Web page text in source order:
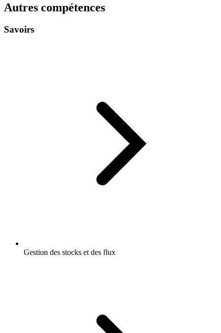
Autres compétences
Savoirs
Gestion des stocks et des flux